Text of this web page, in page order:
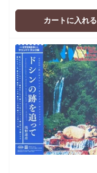
価
カートに入れる